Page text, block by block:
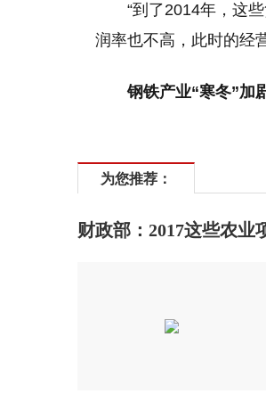
“到了2014年，这
润率也不高，此时的经
钢铁产业“寒冬”加
为您推荐：
财政部：2017这些农业